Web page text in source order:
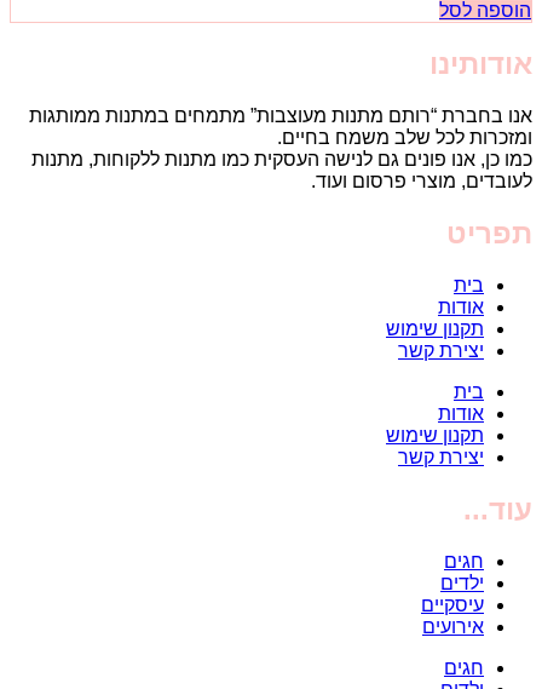
הוספה לסל
אודותינו
אנו בחברת “רותם מתנות מעוצבות” מתמחים במתנות ממותגות
ומזכרות לכל שלב משמח בחיים.
כמו כן, אנו פונים גם לנישה העסקית כמו מתנות ללקוחות, מתנות
לעובדים, מוצרי פרסום ועוד.
תפריט
בית
אודות
תקנון שימוש
יצירת קשר
בית
אודות
תקנון שימוש
יצירת קשר
עוד...
חגים
ילדים
עיסקיים
אירועים
חגים